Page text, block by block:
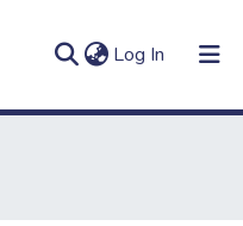
Log In (current)